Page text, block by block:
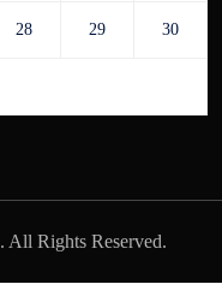
28 29 30
. All Rights Reserved.